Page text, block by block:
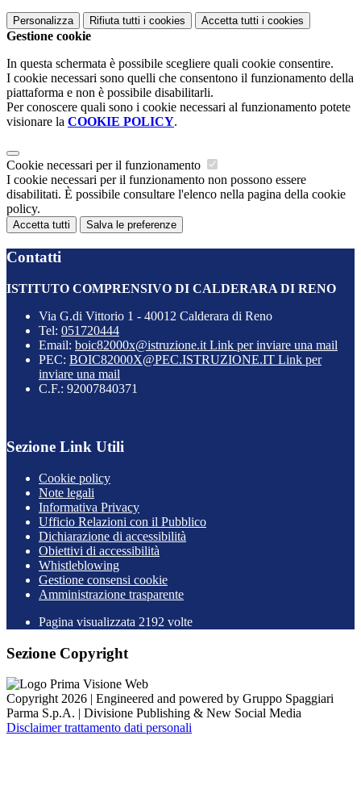
Personalizza Rifiuta tutti i cookies Accetta tutti i cookies
Gestione cookie
In questa schermata è possibile scegliere quali cookie consentire.
I cookie necessari sono quelli che consentono il funzionamento della
piattaforma e non è possibile disabilitarli.
Per conoscere quali sono i cookie necessari al funzionamento potete
visionare la COOKIE POLICY.
Cookie necessari per il funzionamento
I cookie necessari per il funzionamento non possono essere
disabilitati. È possibile consultare l'elenco nella pagina della cookie
policy.
Accetta tutti Salva le preferenze
Contatti
ISTITUTO COMPRENSIVO DI CALDERARA DI RENO
Via G.di Vittorio 1 - 40012 Calderara di Reno
Tel: 051720444
Email: boic82000x@istruzione.it Link per inviare una mail
PEC: BOIC82000X@PEC.ISTRUZIONE.IT Link per
inviare una mail
C.F.: 92007840371
Sezione Link Utili
Cookie policy
Note legali
Informativa Privacy
Ufficio Relazioni con il Pubblico
Dichiarazione di accessibilità
Obiettivi di accessibilità
Whistleblowing
Gestione consensi cookie
Amministrazione trasparente
Pagina visualizzata 2192 volte
Sezione Copyright
Copyright 2026 | Engineered and powered by Gruppo Spaggiari
Parma S.p.A. | Divisione Publishing & New Social Media
Disclaimer trattamento dati personali